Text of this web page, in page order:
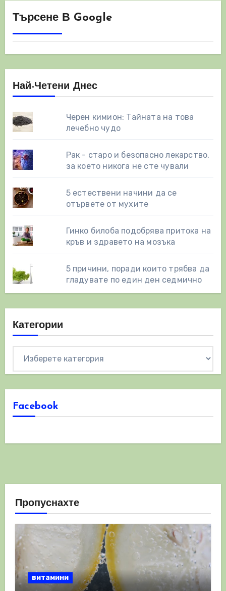
Търсене В Google
Най-Четени Днес
Черен кимион: Тайната на това
лечебно чудо
Рак - старо и безопасно лекарство,
за което никога не сте чували
5 естествени начини да се
отървете от мухите
Гинко билоба подобрява притока на
кръв и здравето на мозъка
5 причини, поради които трябва да
гладувате по един ден седмично
Категории
Facebook
Пропуснахте
витамини